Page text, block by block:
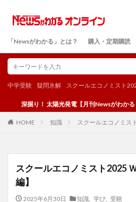
「Newsがわかる」とは？ 購入・定期購読
中学受験 疑問氷解 スクールエコノミスト
り！ 太陽光発電【月刊Newsがわかる９月号】
HOME 知識 スクールエコノミス
スクールエコノミスト2025
編】
2025年6月30日 知識 学び
受験
検索